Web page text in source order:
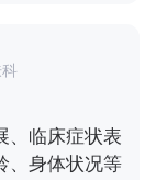
。恢复期的
气短。全身
度腹泻或呕
、临床症状表
、身体状况等